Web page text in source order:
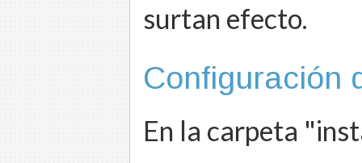
surtan efecto.
Configuración
En la carpeta